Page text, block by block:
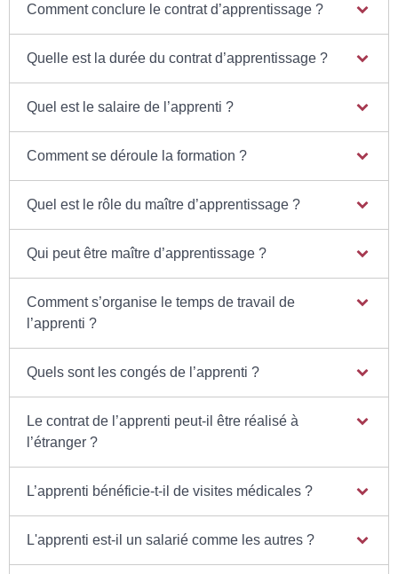
Comment conclure le contrat d’apprentissage ?
Quelle est la durée du contrat d’apprentissage ?
Quel est le salaire de l’apprenti ?
Comment se déroule la formation ?
Quel est le rôle du maître d’apprentissage ?
Qui peut être maître d’apprentissage ?
Comment s’organise le temps de travail de
l’apprenti ?
Quels sont les congés de l’apprenti ?
Le contrat de l’apprenti peut-il être réalisé à
l’étranger ?
L’apprenti bénéficie-t-il de visites médicales ?
L'apprenti est-il un salarié comme les autres ?